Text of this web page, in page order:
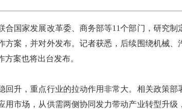
国家发展改革委、商务部等11个部门，研究制
方案，并对外发布。记者获悉，后续围绕机械、
案也将出台发布。
升，重点行业的拉动作用非常大。相关政策部
用市场，从供需两侧协同发力带动产业转型升级